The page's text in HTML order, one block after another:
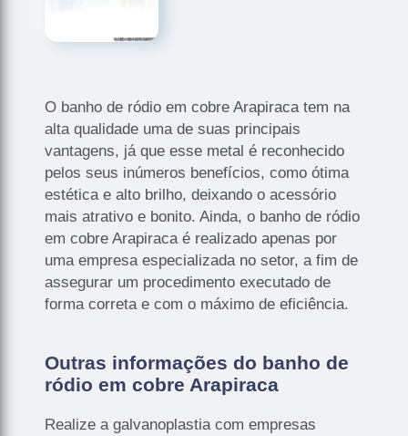
O banho de ródio em cobre Arapiraca tem na
alta qualidade uma de suas principais
vantagens, já que esse metal é reconhecido
pelos seus inúmeros benefícios, como ótima
estética e alto brilho, deixando o acessório
mais atrativo e bonito. Ainda, o banho de ródio
em cobre Arapiraca é realizado apenas por
uma empresa especializada no setor, a fim de
assegurar um procedimento executado de
forma correta e com o máximo de eficiência.
Outras informações do banho de
ródio em cobre Arapiraca
Realize a galvanoplastia com empresas